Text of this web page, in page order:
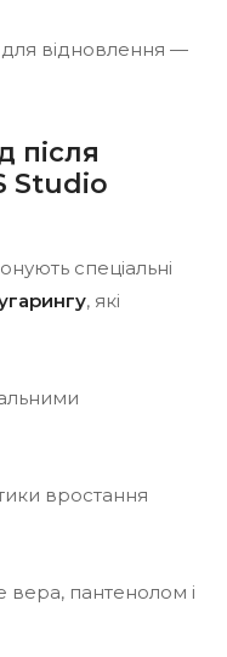
для відновлення —
після
Studio
спеціальні
, які
вростання
вера, пантенолом і